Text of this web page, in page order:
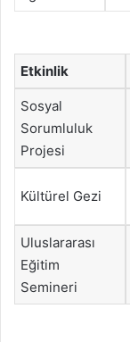
Etkinlik
Sosyal
Sorumluluk
Projesi
Kültürel Gezi
Uluslararası
Eğitim
Semineri